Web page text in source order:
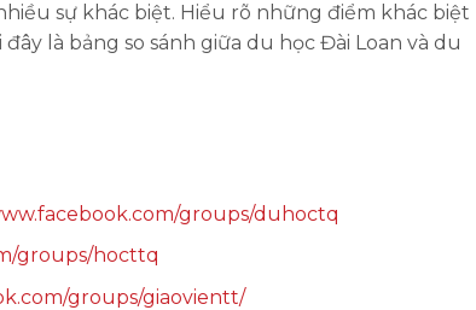
sự khác biệt. Hiểu rõ những điểm khác biệt
là bảng so sánh giữa du học Đài Loan và du
groups/duhoctq
groups/hocttq
groups/giaovientt/